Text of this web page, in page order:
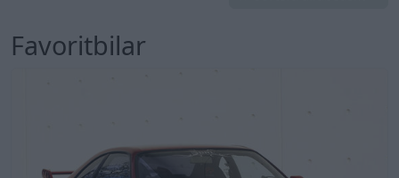
Favoritbilar